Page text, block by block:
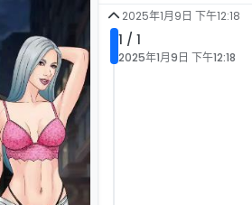
2025年1月9日 下午12:18
1 / 1
2025年1月9日 下午12:18